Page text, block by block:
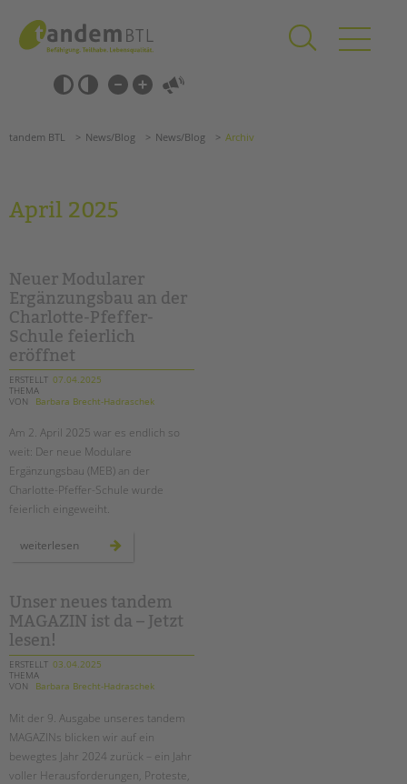
springen
Barrierefrei-
Einstellungen
überspringen
überspringen
Grundschulen
Förderzentren
Kollegs
EFöB
Schulbezogene Sozialarbeit
Tagesgruppen
HILFEN ZUR ERZIEHUNG
EINGLIEDERUNGSHILFE
BETREUTES WOHNEN
TANDEM BTL AKADEMIE
Zertfikatskurse
Seminarräume
STADTTEILARBEIT
PROFIL | LEITBILD
Kinder- und Jugendschutz
Unsere Videos
Gesellschafter VdK
Suchen
tandem BTL News/Blog News/Blog Archiv
April 2025
Neuer Modularer
Ergänzungsbau an der
Charlotte-Pfeffer-
Schule feierlich
eröffnet
ERSTELLT 07.04.2025
THEMA
VON
Barbara Brecht-Hadraschek
Am 2. April 2025 war es endlich so
weit: Der neue Modulare
Ergänzungsbau (MEB) an der
Charlotte-Pfeffer-Schule wurde
feierlich eingeweiht.
weiterlesen
modularer
charlotte-
pfeffer-
schule
feierlich
Unser neues tandem
MAGAZIN ist da – Jetzt
lesen!
ERSTELLT 03.04.2025
THEMA
VON
Barbara Brecht-Hadraschek
Mit der 9. Ausgabe unseres tandem
MAGAZINs blicken wir auf ein
bewegtes Jahr 2024 zurück – ein Jahr
voller Herausforderungen, Proteste,